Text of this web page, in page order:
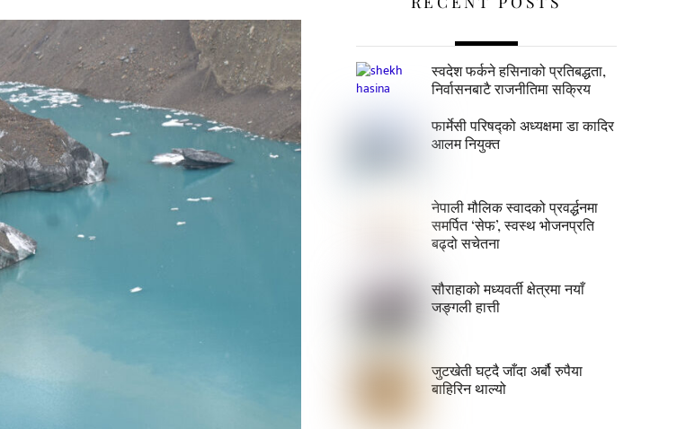
स्वदेश फर्कने हसिनाको प्रतिबद्धता,
निर्वासनबाटै राजनीतिमा सक्रिय
फार्मेसी परिषद्को अध्यक्षमा डा कादिर
आलम नियुक्त
नेपाली मौलिक स्वादको प्रवर्द्धनमा
समर्पित ‘सेफ’, स्वस्थ भोजनप्रति
बढ्दो सचेतना
सौराहाको मध्यवर्ती क्षेत्रमा नयाँ
जङ्गली हात्ती
जुटखेती घट्दै जाँदा अर्बौ रुपैया
बाहिरिन थाल्यो